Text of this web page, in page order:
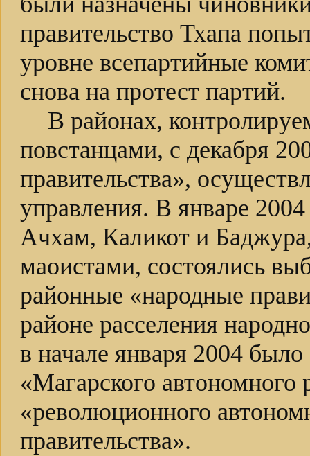
правительство Тхапа
уровне всепартийные
снова на протест партий.
В районах,
повстанцами, с декабря
правительства»,
управления. В январе
Ачхам, Каликот и
маоистами, состоялись
районные «народные
районе расселения
в начале января 2004
«Магарского
«революционного
правительства».